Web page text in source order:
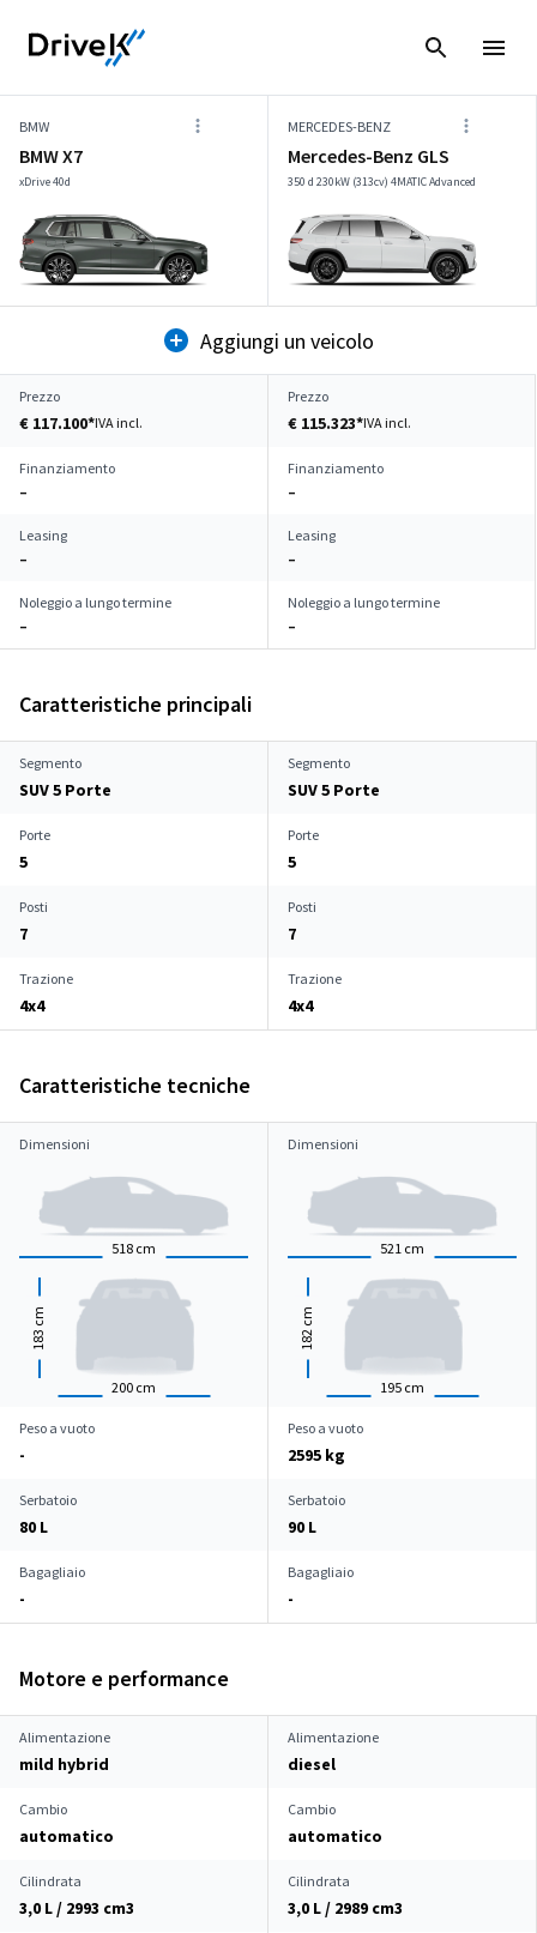
BMW
BMW X7
xDrive 40d
MERCEDES-BENZ
Mercedes-Benz GLS
350 d 230kW (313cv) 4MATIC Advanced
Aggiungi un veicolo
Prezzo
€ 117.100*IVA incl.
Prezzo
€ 115.323*IVA incl.
Finanziamento
–
Finanziamento
–
Leasing
–
Leasing
–
Noleggio a lungo termine
–
Noleggio a lungo termine
–
Caratteristiche principali
Segmento
SUV 5 Porte
Segmento
SUV 5 Porte
Porte
5
Porte
5
Posti
7
Posti
7
Trazione
4x4
Trazione
4x4
Caratteristiche tecniche
Dimensioni
518 cm
200 cm
183
cm
Dimensioni
521 cm
195 cm
182
cm
Peso a vuoto
-
Peso a vuoto
2595 kg
Serbatoio
80 L
Serbatoio
90 L
Bagagliaio
-
Bagagliaio
-
Motore e performance
Alimentazione
mild hybrid
Alimentazione
diesel
Cambio
automatico
Cambio
automatico
Cilindrata
3,0 L / 2993 cm3
Cilindrata
3,0 L / 2989 cm3